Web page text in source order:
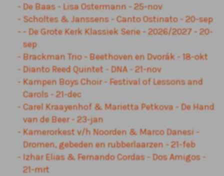
De Baas - Lisa Ostermann - 25-nov
Scholtes & Janssens - Canto Ostinato - 20-sep
- De Grote Kerk Klassiek Serie - 2026/2027 - 20-
sep
Brackman Trio - Beethoven en Dvorák - 18-okt
Dianto Reed Quintet - DNA - 21-nov
Kampen Boys Choir - Festival of Lessons and
Carols - 21-dec
Carel Kraayenhof & Marietta Petkova - De Hand
van de Beer - 23-jan
Kamerorkest v/h Noorden & Marco Danesi -
Dromen, gebeden en rubberlaarzen - 21-feb
Izhar Elias & Fernando Cordas - Dos Amigos -
21-mrt